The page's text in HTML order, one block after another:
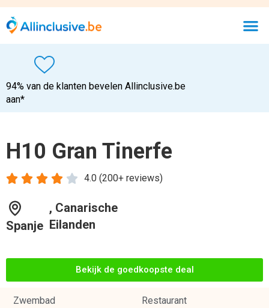
94% van de klanten bevelen Allinclusive.be
aan*
H10 Gran Tinerfe
4.0 (200+ reviews)
    
Spanje
, Canarische
Eilanden
Bekijk de goedkoopste deal
Zwembad
Restaurant